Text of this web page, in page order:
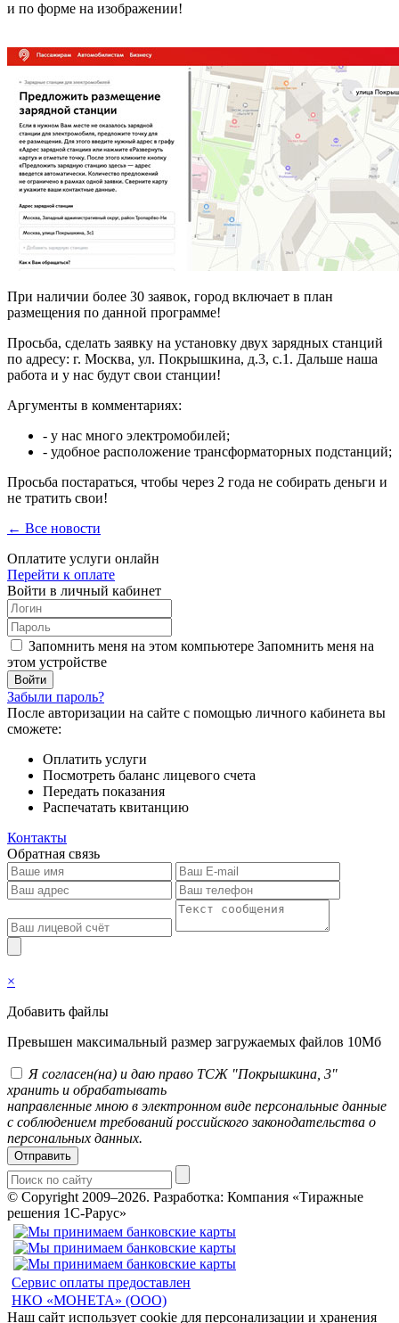
и по форме на изображении!
При наличии более 30 заявок, город включает в план
размещения по данной программе!
Просьба, сделать заявку на установку двух зарядных станций
по адресу: г. Москва, ул. Покрышкина, д.3, с.1. Дальше наша
работа и у нас будут свои станции!
Аргументы в комментариях:
- у нас много электромобилей;
- удобное расположение трансформаторных подстанций;
Просьба постараться, чтобы через 2 года не собирать деньги и
не тратить свои!
← Все новости
Оплатите услуги онлайн
Перейти к оплате
Войти в личный кабинет
Запомнить меня на этом компьютере Запомнить меня на
этом устройстве
Забыли пароль?
После авторизации на сайте с помощью личного кабинета вы
сможете:
Оплатить услуги
Посмотреть баланс лицевого счета
Передать показания
Распечатать квитанцию
Контакты
Обратная связь
×
Добавить файлы
Превышен максимальный размер загружаемых файлов 10Мб
Я согласен(на) и даю право ТСЖ "Покрышкина, 3"
хранить и обрабатывать
направленные мною в электронном виде персональные данные
с соблюдением требований российского законодательства о
персональных данных.
Отправить
© Copyright 2009–2026. Разработка: Компания «Тиражные
решения 1С-Рарус»
Сервис оплаты предоставлен
НКО «МОНЕТА» (ООО)
Наш сайт использует cookie для персонализации и хранения